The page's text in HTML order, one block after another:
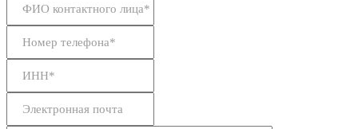
ФИО контактного лица*
Номер телефона*
ИНН*
Электронная почта